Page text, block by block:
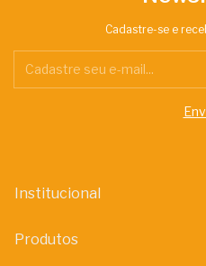
Cadastre-se e
Institucional
Produtos